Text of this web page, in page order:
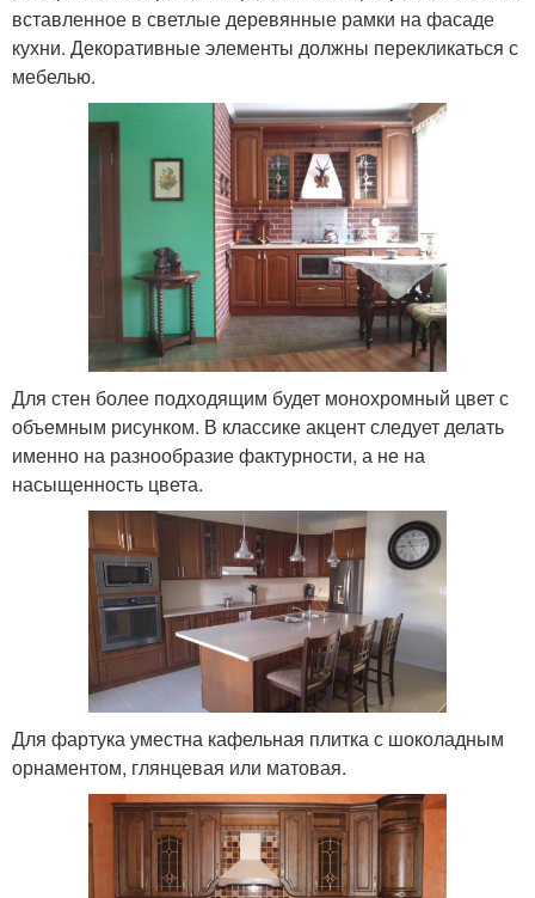
вставленное в светлые деревянные рамки на фасаде
кухни. Декоративные элементы должны перекликаться с
мебелью.
Для стен более подходящим будет монохромный цвет с
объемным рисунком. В классике акцент следует делать
именно на разнообразие фактурности, а не на
насыщенность цвета.
Для фартука уместна кафельная плитка с шоколадным
орнаментом, глянцевая или матовая.